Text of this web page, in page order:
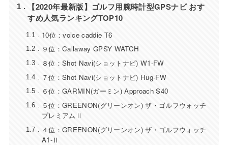
1
【2020年最新版】ゴルフ用腕時計型GPSナビ おす
すめ人気ランキングTOP10
1.1 10位：voice caddie T6
1.2 ９位：Callaway GPSY WATCH
1.3 ８位：Shot Navi(ショットナビ) W1-FW
1.4 ７位：Shot Navi(ショットナビ) Hug-FW
1.5 ６位：GARMIN(ガーミン) Approach S40
1.6
５位：GREENON(グリーンオン) ザ・ゴルフウォッチ
プレミアムⅡ
1.7
４位：GREENON(グリーンオン) ザ・ゴルフウォッチ
A1-Ⅱ